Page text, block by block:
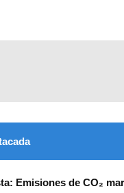
Emisiones de CO₂